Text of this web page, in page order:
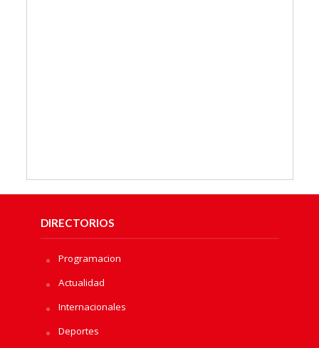
DIRECTORIOS
Programacion
Actualidad
Internacionales
Deportes